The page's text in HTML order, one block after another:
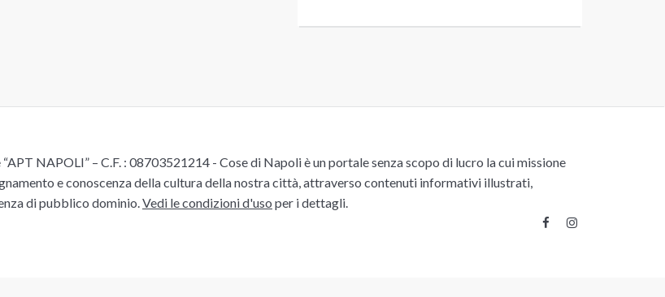
NAPOLI” – C.F. : 08703521214 - Cose di Napoli è un portale senza scopo di lucro la cui missione
e conoscenza della cultura della nostra città, attraverso contenuti informativi illustrati,
di pubblico dominio.Vedi le condizioni d'uso per i dettagli.